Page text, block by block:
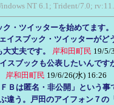
NT 6.1; Trident/7.0;
・ツイッターを始めてます。
イスブック・ツイッターがど
丈夫です。
岸和田町民 19/5/
スブックも公表したいんです
岸和田町民 19/6/26(水) 16:26
Ｂは匿名・非公開」という事
違う。戸田のアイフォン７の